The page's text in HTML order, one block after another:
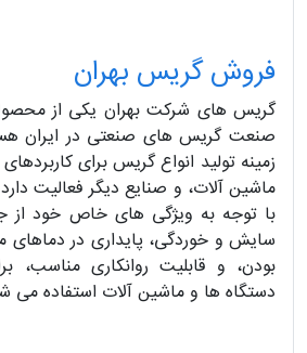
فروش گریس بهران
گریس های شرکت بهران یکی از
صنعت گریس های صنعتی در ایران
زمینه تولید انواع گریس برای
ماشین آلات، و صنایع دیگر فعالیت
با توجه به ویژگی های خاص خود از
سایش و خوردگی، پایداری در
بودن، و قابلیت روانکاری مناسب،
دستگاه ها و ماشین آلات استفاده می